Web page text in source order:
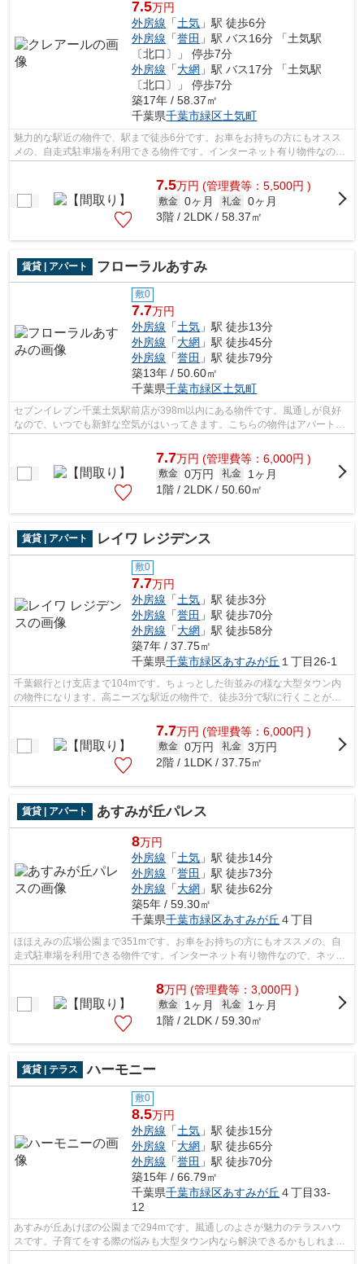
7.5万円
外房線 「土気 」駅 徒歩6分
外房線 「誉田 」駅 バス16分 「土気駅
〔北口〕」 停歩7分
外房線 「大網 」駅 バス17分 「土気駅
〔北口〕」 停歩7分
築17年 / 58.37㎡
千葉県千葉市緑区土気町
魅力的な駅近の物件で、駅まで徒歩6分です。お車をお持ちの方にもオスス
メの、自走式駐車場を利用できる物件です。インターネット有り物件なの
7.5万円 (管理費等：5,500円 )
敷金 0ヶ月 礼金 0ヶ月
3階 / 2LDK / 58.37㎡
賃貸 | アパート フローラルあすみ
敷0
7.7万円
外房線 「土気 」駅 徒歩13分
外房線 「大網 」駅 徒歩45分
外房線 「誉田 」駅 徒歩79分
築13年 / 50.60㎡
千葉県千葉市緑区土気町
セブンイレブン千葉土気駅前店が398m以内にある物件です。風通しが良好
なので、いつでも新鮮な空気がはいってきます。こちらの物件はアパートで
7.7万円 (管理費等：6,000円 )
敷金 0万円 礼金
1ヶ月
1階 / 2LDK / 50.60㎡
賃貸 | アパート レイワ レジデンス
敷0
7.7万円
外房線 「土気 」駅 徒歩3分
外房線 「誉田 」駅 徒歩70分
外房線 「大網 」駅 徒歩58分
築7年 / 37.75㎡
千葉県千葉市緑区あすみが丘 １丁目26-1
千葉銀行とけ支店まで104mです。ちょっとした街並みの様な大型タウン内
の物件になります。高ニーズな駅近の物件で、徒歩3分で駅に行くことがで
7.7万円 (管理費等：6,000円 )
敷金 0万円 礼金 3万円
2階 / 1LDK / 37.75㎡
賃貸 | アパート あすみが丘パレス
8万円
外房線 「土気 」駅 徒歩14分
外房線 「誉田 」駅 徒歩73分
外房線 「大網 」駅 徒歩62分
築5年 / 59.30㎡
千葉県千葉市緑区あすみが丘 ４丁目
ほほえみの広場公園まで351mです。お車をお持ちの方にもオススメの、自
走式駐車場を利用できる物件です。インターネット有り物件なので、ネット
8万円 (管理費等：3,000円 )
敷金 1ヶ月 礼金
1ヶ月
1階 / 2LDK / 59.30㎡
賃貸 | テラス ハーモニー
敷0
8.5万円
外房線 「土気 」駅 徒歩15分
外房線 「大網 」駅 徒歩65分
外房線 「誉田 」駅 徒歩70分
築15年 / 66.79㎡
千葉県千葉市緑区あすみが丘 ４丁目33-
12
あすみが丘あけぼの公園まで294mです。風通しのよさが魅力のテラスハウ
スです。子育てをする際の悩みも大型タウン内なら解決できるかもしれませ